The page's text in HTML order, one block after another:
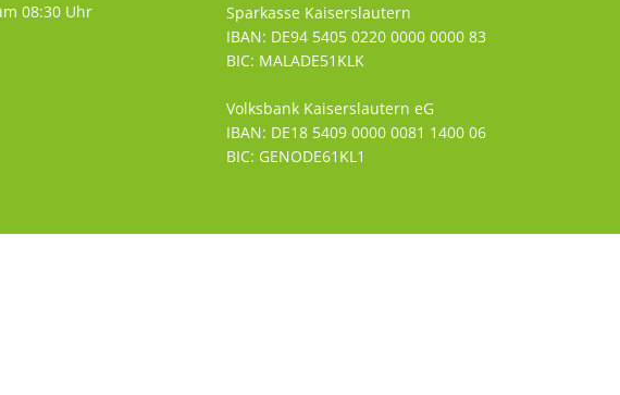
08:30 Uhr
Sparkasse Kaiserslautern
IBAN: DE94 5405 0220 0000 0000 83
BIC: MALADE51KLK
Volksbank Kaiserslautern eG
IBAN: DE18 5409 0000 0081 1400 06
BIC: GENODE61KL1